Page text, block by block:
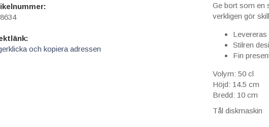
Ge bort som en
verkligen gör
Levereras
Stilren
Fin
Volym: 50 cl
Höjd: 14.5 cm
Bredd: 10 cm
Tål diskmaskin
och kopiera adressen